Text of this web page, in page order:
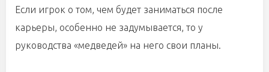
Если игрок о том, чем будет заниматься после
карьеры, особенно не задумывается, то у
руководства «медведей» на него свои планы.